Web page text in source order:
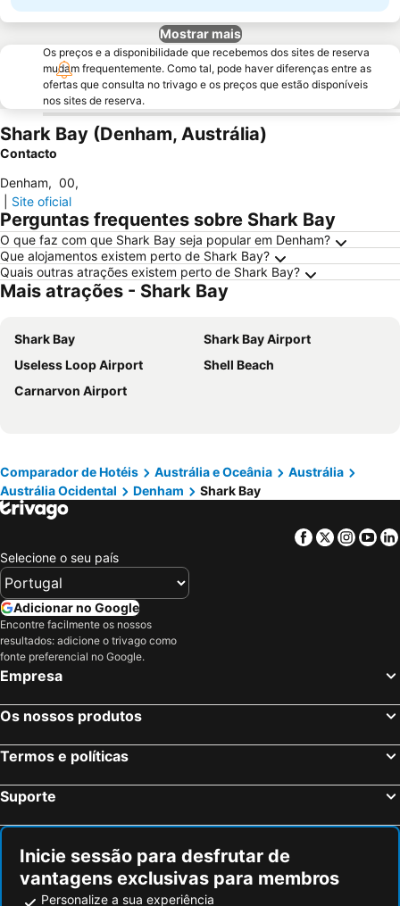
Mostrar mais
Os preços e a disponibilidade que recebemos dos sites de reserva
mudam frequentemente. Como tal, pode haver diferenças entre as
ofertas que consulta no trivago e os preços que estão disponíveis
nos sites de reserva.
Shark Bay (Denham, Austrália)
Contacto
Denham, 00,
Site oficial
Perguntas frequentes sobre Shark Bay
O que faz com que Shark Bay seja popular em Denham?
Que alojamentos existem perto de Shark Bay?
Quais outras atrações existem perto de Shark Bay?
Mais atrações - Shark Bay
Shark Bay
Shark Bay Airport
Useless Loop Airport
Shell Beach
Carnarvon Airport
Comparador de Hotéis Austrália e Oceânia
Austrália
Austrália Ocidental
Denham Shark Bay
Facebook
Twitter
Selecione o seu país
Adicionar no Google
Encontre facilmente os nossos
resultados: adicione o trivago como
fonte preferencial no Google.
Empresa
Os nossos produtos
Termos e políticas
Suporte
Inicie sessão para desfrutar de
vantagens exclusivas para membros
Personalize a sua experiência